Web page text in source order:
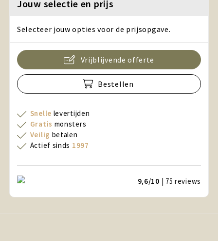
Jouw selectie en prijs
Selecteer jouw opties voor de prijsopgave.
Vrijblijvende offerte
Bestellen
Snelle levertijden
Gratis monsters
Veilig betalen
Actief sinds 1997
9,6/10 | 75reviews